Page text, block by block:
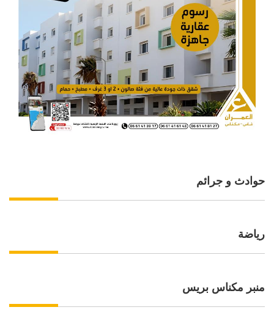
حوادث و جرائم
رياضة
منبر مكناس بريس